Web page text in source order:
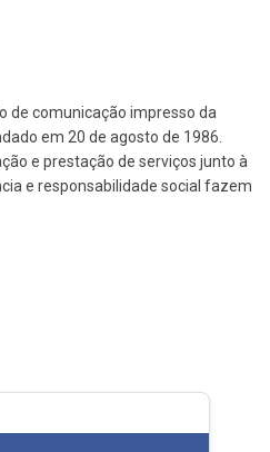
de comunicação impresso da
em 20 de agosto de 1986.
e prestação de serviços junto à
e responsabilidade social fazem